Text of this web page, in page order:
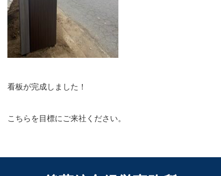
看板が完成しました！
こちらを目標にご来社ください。